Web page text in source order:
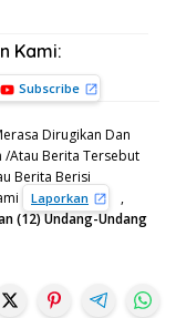
Kami:
Subscribe
Dirugikan Dan
/Atau Berita Tersebut
Berita Berisi
Laporkan
,
(12) Undang-Undang